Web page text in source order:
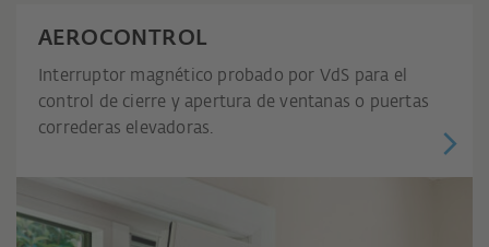
AEROCONTROL
Interruptor magnético probado por VdS para el
control de cierre y apertura de ventanas o puertas
correderas elevadoras.